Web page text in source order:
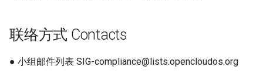
基于OC AI的最佳实践
联络方式 Contacts
● 小组邮件列表 SIG-compliance@lists.opencloudos.org